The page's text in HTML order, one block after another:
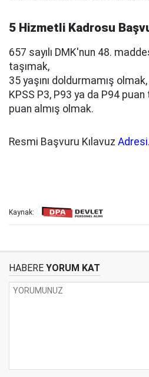
5 Hizmetli Kadrosu
657 sayılı DMK'nun 48.
taşımak,
35 yaşını doldurmamış olmak,
KPSS P3, P93 ya da P94
puan almış olmak.
Resmi Başvuru Kılavuz Adresi.
Kaynak:
HABERE YORUM KAT